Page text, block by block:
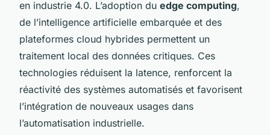
en industrie 4.0. L’adoption du edge computing,
de l’intelligence artificielle embarquée et des
plateformes cloud hybrides permettent un
traitement local des données critiques. Ces
technologies réduisent la latence, renforcent la
réactivité des systèmes automatisés et favorisent
l’intégration de nouveaux usages dans
l’automatisation industrielle.